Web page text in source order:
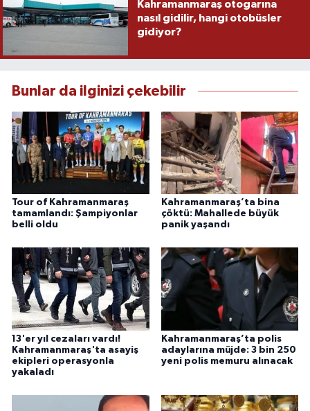
Kahramanmaraş otogarına
nasıl gidilir, hangi otobüsler
gidiyor?
Bunlar da ilginizi çekebilir
Tour of Kahramanmaraş
tamamlandı: Şampiyonlar
belli oldu
Kahramanmaraş’ta bina
çöktü: Mahallede büyük
panik yaşandı
13'er yıl cezaları vardı!
Kahramanmaraş'ta asayiş
ekipleri operasyonla
yakaladı
Kahramanmaraş’ta polis
adaylarına müjde: 3 bin 250
yeni polis memuru alınacak